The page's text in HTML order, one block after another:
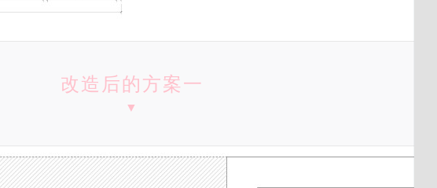
改造后的方案一
▼